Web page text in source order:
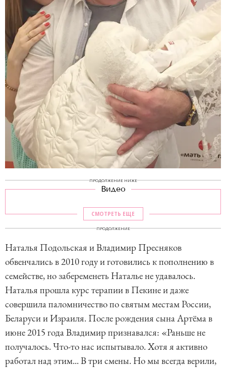
ПРОДОЛЖЕНИЕ НИЖЕ
Видео
СМОТРЕТЬ ЕЩЕ
ПРОДОЛЖЕНИЕ
Наталья Подольская и Владимир Пресняков
обвенчались в 2010 году и готовились к пополнению в
семействе, но забеременеть Наталье не удавалось.
Наталья прошла курс терапии в Пекине и даже
совершила паломничество по святым местам России,
Беларуси и Израиля. После рождения сына Артёма в
июне 2015 года Владимир признавался: «Раньше не
получалось. Что-то нас испытывало. Хотя я активно
работал над этим... В три смены. Но мы всегда верили,